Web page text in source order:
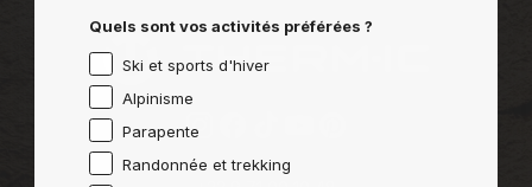
Instagram
Quels sont vos activités préférées ?
Ski et sports d'hiver
Alpinisme
Parapente
Randonnée et trekking